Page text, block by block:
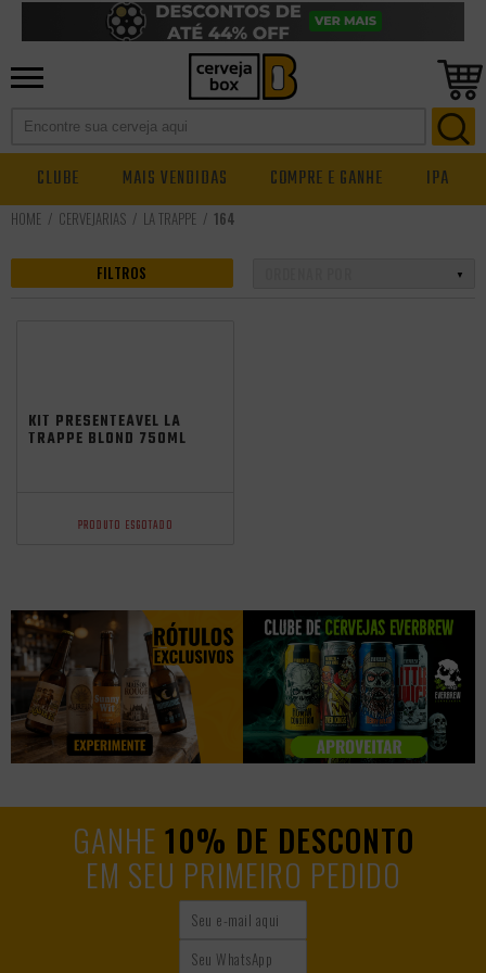
CLUBE MAIS VENDIDAS COMPRE E GANHE IPA
CERVEJARIAS LA TRAPPE 164
FILTROS
KIT PRESENTEÁVEL LA
TRAPPE BLOND 750ML
PRODUTO ESGOTADO
GANHE 10% DE DESCONTO
EM SEU PRIMEIRO PEDIDO